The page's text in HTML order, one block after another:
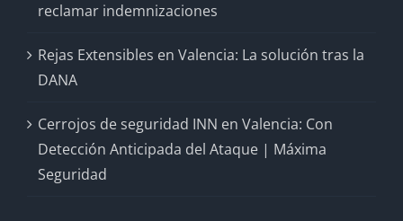
reclamar indemnizaciones
Rejas Extensibles en Valencia: La solución tras la
DANA
Cerrojos de seguridad INN en Valencia: Con
Detección Anticipada del Ataque | Máxima
Seguridad